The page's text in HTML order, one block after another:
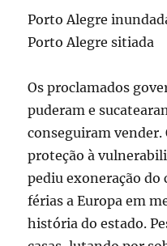
Porto Alegre
Porto Alegre sitiada
Os proclamados
puderam e
conseguiram vender.
proteção à
pediu exoneração do
férias a Europa em
história do estado.